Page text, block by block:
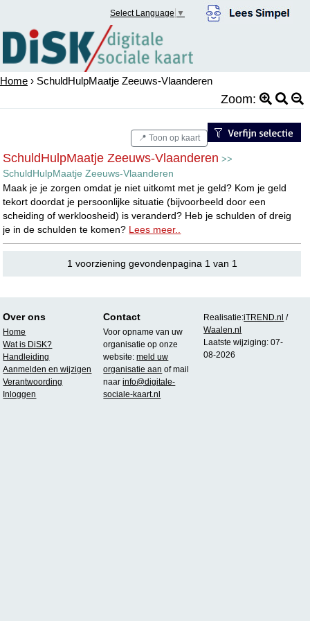
Select Language ▼
Home › SchuldHulpMaatje Zeeuws-Vlaanderen
Zoom:
📍 Toon op kaart
SchuldHulpMaatje Zeeuws-Vlaanderen >>
SchuldHulpMaatje Zeeuws-Vlaanderen
Maak je je zorgen omdat je niet uitkomt met je geld? Kom je geld
tekort doordat je persoonlijke situatie (bijvoorbeeld door een
scheiding of werkloosheid) is veranderd? Heb je schulden of dreig
je in de schulden te komen? Lees meer..
1 voorziening gevondenpagina 1 van 1
Over ons
Home
Wat is DiSK?
Handleiding
Aanmelden en wijzigen
Verantwoording
Inloggen
Contact
Voor opname van uw
organisatie op onze
website:meld uw
organisatie aan of mail
naarinfo@digitale-
sociale-kaart.nl
Realisatie:iTREND.nl /
Waalen.nl
Laatste wijziging: 07-
08-2026